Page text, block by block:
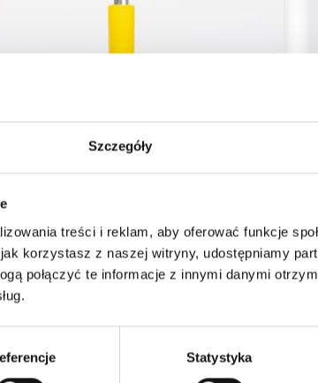
Szczegóły
treści i reklam, aby oferować funkcje
korzystasz z naszej witryny, udostępniamy
połączyć te informacje z innymi danymi
Statystyka
DROPS PRO CIRCUS SZYDEŁKA
Cena od8,85 zł
Zobacz wszystkie opcje